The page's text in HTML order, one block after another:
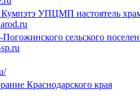
УПЦМП настоятель
сельского
Краснодарского края